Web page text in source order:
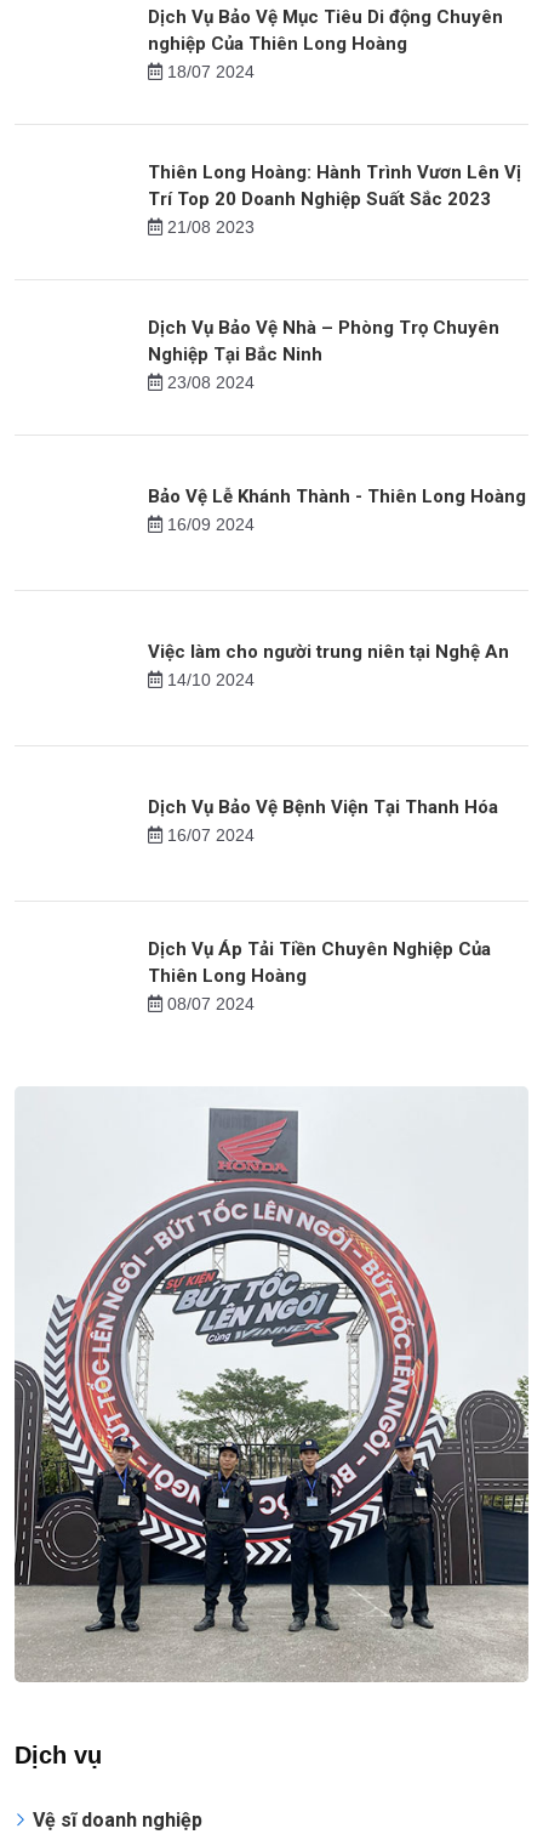
Dịch Vụ Bảo Vệ Khẩn Cấp của Thiên Long
Hoàng
Dịch Vụ Bảo Vệ Mục Tiêu Di động Chuyên
nghiệp Của Thiên Long Hoàng
Thiên Long Hoàng: Hành Trình Vươn Lên Vị
Trí Top 20 Doanh Nghiệp Suất Sắc 2023
Dịch Vụ Bảo Vệ Nhà – Phòng Trọ Chuyên
Nghiệp Tại Bắc Ninh
Bảo Vệ Lễ Khánh Thành - Thiên Long Hoàng
Việc làm cho người trung niên tại Nghệ An
Dịch Vụ Bảo Vệ Bệnh Viện Tại Thanh Hóa
16/07 2024
Dịch Vụ Áp Tải Tiền Chuyên Nghiệp Của
Thiên Long Hoàng
08/07 2024